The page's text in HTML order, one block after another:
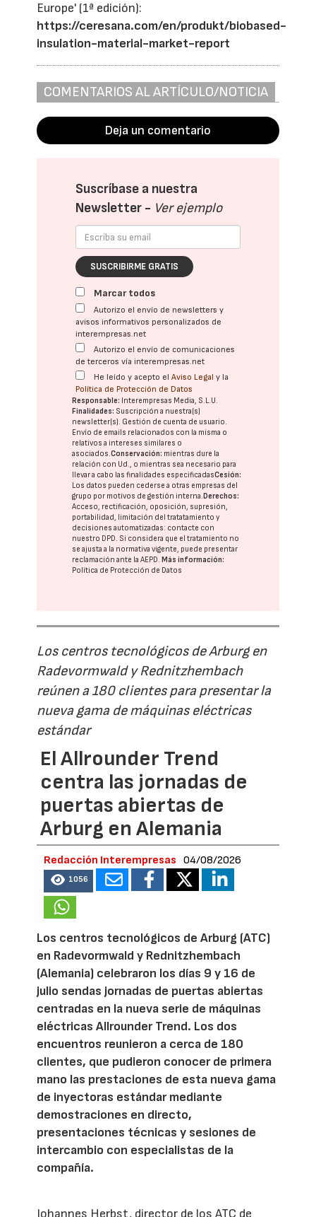
Europe' (1ª edición):
https://ceresana.com/en/produkt/biobased-
insulation-material-market-report
COMENTARIOS AL ARTÍCULO/NOTICIA
Deja un comentario
Suscríbase a nuestra
Newsletter - Ver ejemplo
SUSCRIBIRME GRATIS
Marcar todos
Autorizo el envío de newsletters y
avisos informativos personalizados de
interempresas.net
Autorizo el envío de comunicaciones
de terceros vía interempresas.net
He leído y acepto elAviso Legal y la
Política de Protección de Datos
Responsable: Interempresas Media, S.L.U.
Finalidades: Suscripción a nuestra(s)
newsletter(s). Gestión de cuenta de usuario.
Envío de emails relacionados con la misma o
relativos a intereses similares o
asociados.Conservación: mientras dure la
relación con Ud., o mientras sea necesario para
llevar a cabo las finalidades especificadasCesión:
Los datos pueden cederse a otras empresas del
grupo por motivos de gestión interna. Derechos:
Acceso, rectificación, oposición, supresión,
portabilidad, limitación del tratatamiento y
decisiones automatizadas: contacte con
nuestro DPD. Si considera que el tratamiento no
se ajusta a la normativa vigente, puede presentar
reclamación ante laAEPD. Más información:
Política de Protección de Datos
Los centros tecnológicos de Arburg en
Radevormwald y Rednitzhembach
reúnen a 180 clientes para presentar la
nueva gama de máquinas eléctricas
estándar
El Allrounder Trend
centra las jornadas de
puertas abiertas de
Arburg en Alemania
Redacción Interempresas 04/08/2026
1056
Los centros tecnológicos de Arburg (ATC)
en Radevormwald y Rednitzhembach
(Alemania) celebraron los días 9 y 16 de
julio sendas jornadas de puertas abiertas
centradas en la nueva serie de máquinas
eléctricas Allrounder Trend. Los dos
encuentros reunieron a cerca de 180
clientes, que pudieron conocer de primera
mano las prestaciones de esta nueva gama
de inyectoras estándar mediante
demostraciones en directo,
presentaciones técnicas y sesiones de
intercambio con especialistas de la
compañía.
Johannes Herbst, director de los ATC de